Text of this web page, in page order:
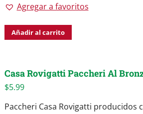
Agregar a favoritos
Añadir al carrito
Casa Rovigatti Paccheri Al
$5.99
Paccheri Casa Rovigatti producidos